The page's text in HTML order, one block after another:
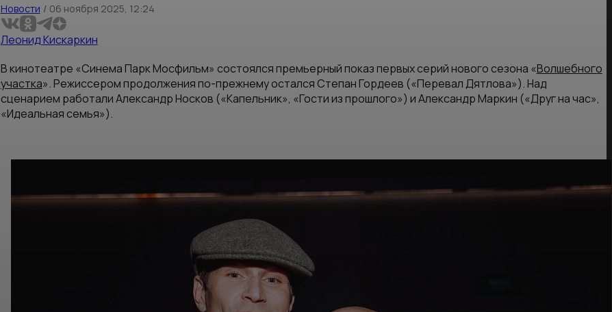
Новости / 06 ноября 2025, 12:24
Леонид Кискаркин
В кинотеатре «Синема Парк Мосфильм» состоялся премьерный показ первых серий нового сезона «Волшебного
участка». Режиссером продолжения по-прежнему остался Степан Гордеев («Перевал Дятлова»). Над
сценарием работали Александр Носков («Капельник», «Гости из прошлого») и Александр Маркин («Друг на час»,
«Идеальная семья»).